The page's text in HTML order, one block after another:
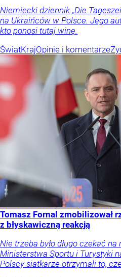
Niemiecki dziennik „Die
na Ukraińców w Polsce. Jego
kto ponosi tutaj winę.
ŚwiatKrajOpinie i komentarze
Tomasz Fornal zmobilizował
z błyskawiczną reakcją
Nie trzeba było długo czekać
Ministerstwa Sportu i Turystyki
Polscy siatkarze otrzymali to,